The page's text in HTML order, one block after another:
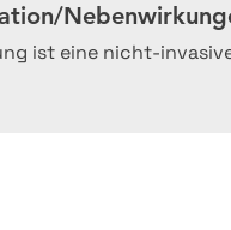
ist eine nicht-